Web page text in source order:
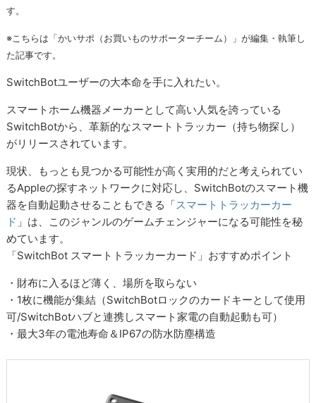
す。
※こちらは「かいサポ（お買いものサポーターチーム）」が編集・執筆し
た記事です。
SwitchBotユーザーの大本命を手に入れたい。
スマートホーム機器メーカーとして高い人気を誇っている
SwitchBotから、革新的なスマートトラッカー（持ち物探し）
がリリースされています。
現状、もっとも見つかる可能性が高く実用的だと考えられてい
るAppleの探すネットワークに対応し、SwitchBotのスマート機
器を自動起動させることもできる「スマートトラッカーカー
ド 」は、このジャンルのゲームチェンジャーになる可能性を秘
めています。
「SwitchBot スマートトラッカーカード」おすすめポイント
・財布に入るほど薄く、場所を取らない
・1枚に機能が集結（SwitchBotロックのカードキーとして使用
可/SwitchBotハブと連携しスマート家電の自動起動も可）
・最大3年の電池寿命＆IP67の防水防塵構造